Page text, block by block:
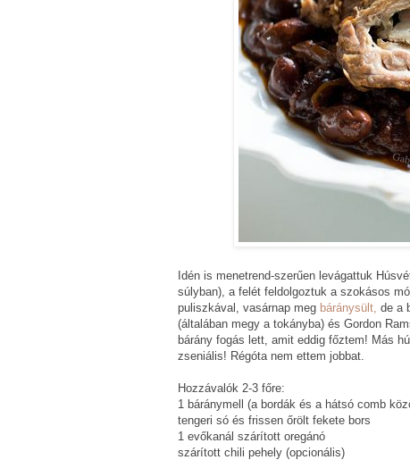
Idén is menetrend-szerűen levágattuk
súlyban), a felét feldolgoztuk a szokásos
puliszkával, vasárnap meg báránysült, de a
(általában megy a tokányba) és Gordon
bárány fogás lett, amit eddig főztem! Más
zseniális! Régóta nem ettem jobbat.
Hozzávalók 2-3 főre:
1 báránymell (a bordák és a hátsó comb
tengeri só és frissen őrölt fekete bors
1 evőkanál szárított oregánó
szárított chili pehely (opcionális)